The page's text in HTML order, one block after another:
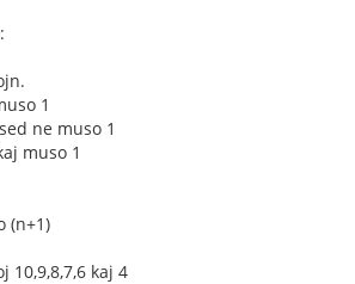
1
ne muso 1
muso 1
(n+1)
10,9,8,7,6 kaj 4